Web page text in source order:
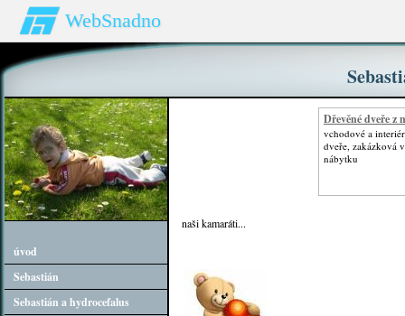
WebSnadno
úvod
Sebastián
Sebastián a hydrocefalus
Dřevěné dveře z
vchodové a
dveře, zakázková
nábytku
naši kamaráti...